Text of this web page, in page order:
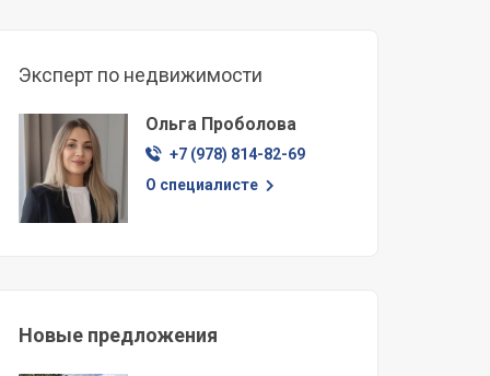
Эксперт по недвижимости
Ольга Проболова
+7 (978) 814-82-69
О специалисте
Новые предложения